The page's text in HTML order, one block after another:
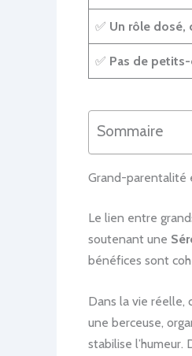
✅ Un rôle dosé,
✅ Pas de
Sommaire
Grand-parentalité
Le lien entre
soutenant une
bénéfices sont
Dans la vie réelle,
une berceuse,
stabilise